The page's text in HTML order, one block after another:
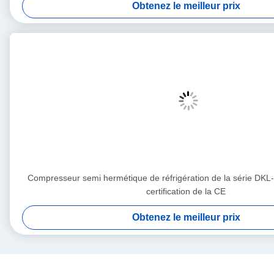
Obtenez le meilleur prix
Compresseur semi hermétique de réfrigération de la série
certification de la CE
Obtenez le meilleur prix